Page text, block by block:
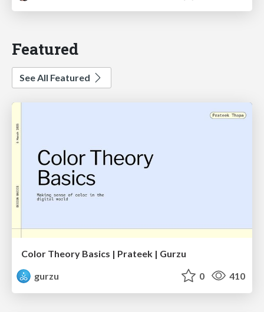
Featured
See All Featured
Color Theory Basics | Prateek | Gurzu
gurzu
0 410